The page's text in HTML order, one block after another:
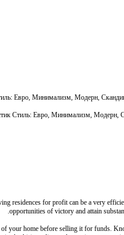
Евро, Минимализм, Модерн,
Стиль: Евро, Минимализм, Модерн,
residences for profit can be a very
opportunities of victory and attain
your home before selling it for funds.